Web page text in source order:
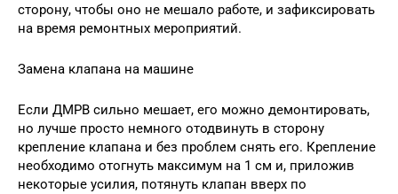
сторону, чтобы оно не мешало работе, и зафиксировать
на время ремонтных мероприятий.
Замена клапана на машине
Если ДМРВ сильно мешает, его можно демонтировать,
но лучше просто немного отодвинуть в сторону
крепление клапана и без проблем снять его. Крепление
необходимо отогнуть максимум на 1 см и, приложив
некоторые усилия, потянуть клапан вверх по